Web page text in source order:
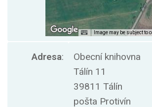
Adresa:
Obecní knihovna
Tálín 11
39811 Tálín
pošta Protivín